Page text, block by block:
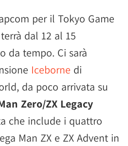
per il Tokyo Game
dal 12 al 15
da tempo. Ci sarà
Iceborne di
da poco arrivata su
Zero/ZX Legacy
che include i quattro
Man ZX e ZX Advent in